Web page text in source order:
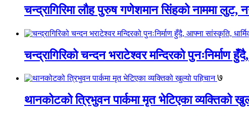
चन्द्रागिरिमा लौह पुरुष गणेशमान सिंहको नाममा लुट,
चन्द्रागिरिको चन्दन भराटेश्वर मन्दिरको पुनःनिर्माण
७
थानकोटको त्रिभुवन पार्कमा मृत भेटिएका व्यक्तिको